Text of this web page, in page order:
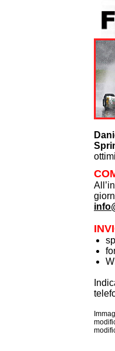
cad.
8,00
1
1
1
1
1
5
10